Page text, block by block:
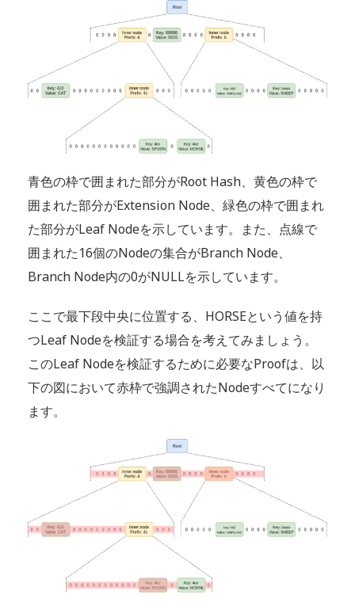
青色の枠で囲まれた部分がRoot Hash、黄色の枠で
囲まれた部分がExtension Node、緑色の枠で囲まれ
た部分がLeaf Nodeを示しています。また、点線で
囲まれた16個のNodeの集合がBranch Node、
Branch Node内の0がNULLを示しています。
ここで最下段中央に位置する、HORSEという値を持
つLeaf Nodeを検証する場合を考えてみましょう。
このLeaf Nodeを検証するために必要なProofは、以
下の図において赤枠で強調されたNodeすべてになり
ます。​​​​​​​